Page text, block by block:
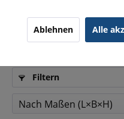
Hochwertige
online günstig
Filtern
Ablehnen Alle